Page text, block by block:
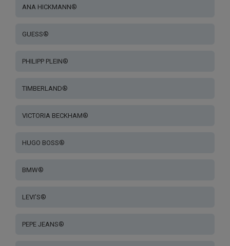
ANA HICKMANN®
GUESS®
PHILIPP PLEIN®
TIMBERLAND®
VICTORIA BECKHAM®
HUGO BOSS®
BMW®
LEVI’S®
PEPE JEANS®